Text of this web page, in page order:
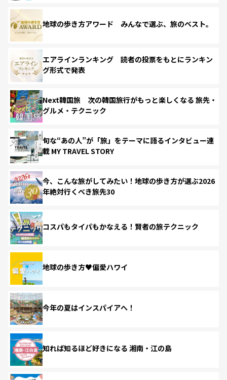
地球の歩き方アワード みんなで選ぶ、旅のベスト。
エアラインランキング 読者の投票をもとにランキン
グ形式で発表
Next韓国旅 次の韓国旅行がもっと楽しくなる 旅先・
グルメ・テクニック
旬な“あの人”が「旅」をテーマに語るインタビュー連
載 MY TRAVEL STORY
今、こんな旅がしてみたい！地球の歩き方が選ぶ2026
年絶対行くべき旅先30
コスパもタイパもかなえる！賢者の旅テクニック
地球の歩き方♥偏愛ハワイ
今年の夏はインスパイアへ！
知れば知るほど好きになる 湘南・江の島